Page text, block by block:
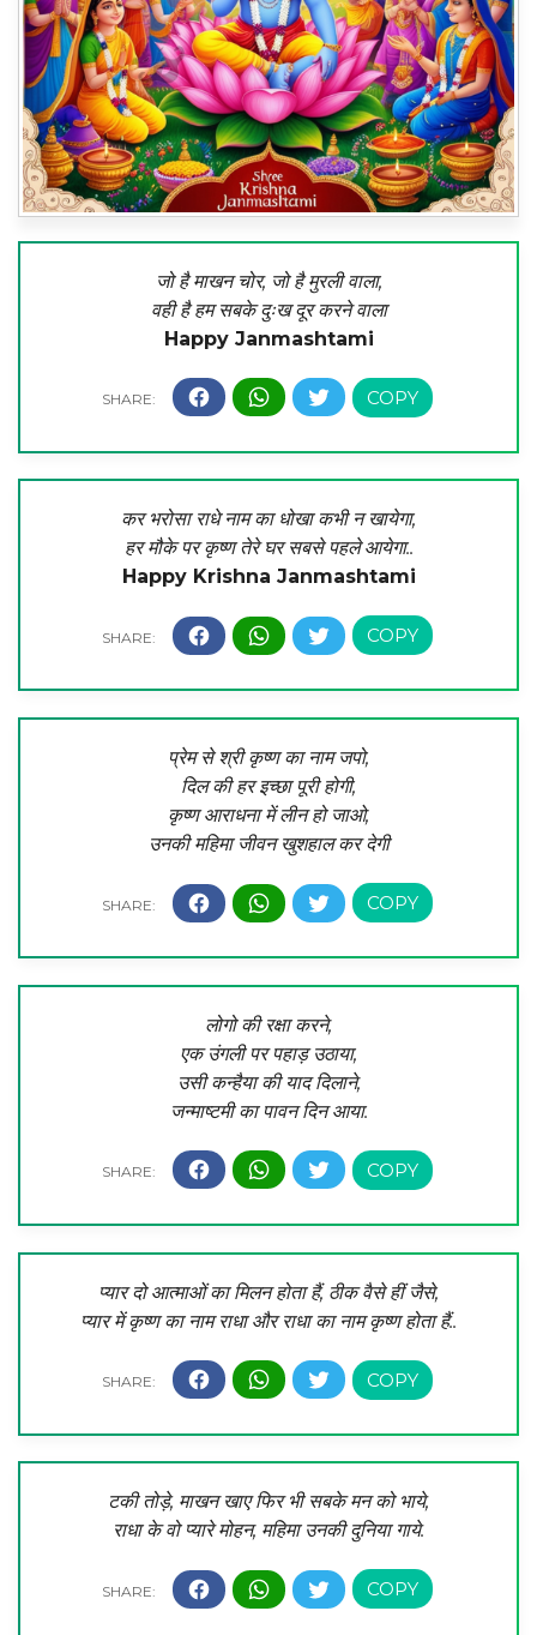
जो है माखन चोर, जो है मुरली वाला,
वही है हम सबके दुःख दूर करने वाला
Happy Janmashtami
कर भरोसा राधे नाम का धोखा कभी न खायेगा,
हर मौके पर कृष्ण तेरे घर सबसे पहले आयेगा..
Happy Krishna Janmashtami
प्रेम से श्री कृष्ण का नाम जपो,
दिल की हर इच्छा पूरी होगी,
कृष्ण आराधना में लीन हो जाओ,
उनकी महिमा जीवन खुशहाल कर देगी
लोगो की रक्षा करने,
एक उंगली पर पहाड़ उठाया,
उसी कन्हैया की याद दिलाने,
जन्माष्टमी का पावन दिन आया.
प्यार दो आत्माओं का मिलन होता हैं, ठीक वैसे हीं जैसे,
प्यार में कृष्ण का नाम राधा और राधा का नाम कृष्ण होता हैं..
टकी तोड़े, माखन खाए फिर भी सबके मन को भाये,
राधा के वो प्यारे मोहन, महिमा उनकी दुनिया गाये.